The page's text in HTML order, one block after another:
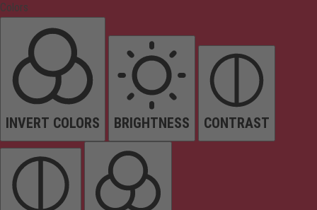
Colors
INVERT COLORS BRIGHTNESS CONTRAST